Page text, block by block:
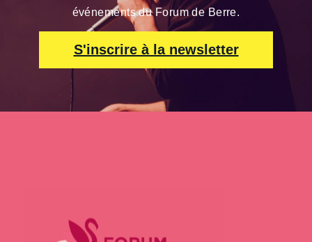
événements du Forum de Berre.
S'inscrire à la newsletter